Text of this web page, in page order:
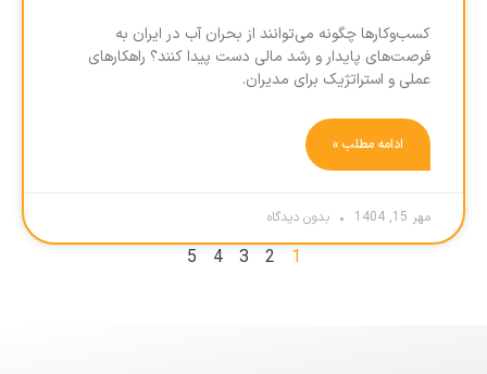
کسب‌وکارها چگونه می‌توانند از بحران آب در ایران به
فرصت‌های پایدار و رشد مالی دست پیدا کنند؟ راهکارهای
عملی و استراتژیک برای مدیران.
ادامه مطلب »
مهر 15, 1404 بدون دیدگاه
1
2
3
4
5